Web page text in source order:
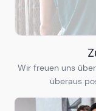
32
30
Wir freuen uns
überaus